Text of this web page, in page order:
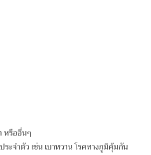
หรืออื่นๆ
ะจำตัว เช่น เบาหวาน โรคทางภูมิคุ้มกัน